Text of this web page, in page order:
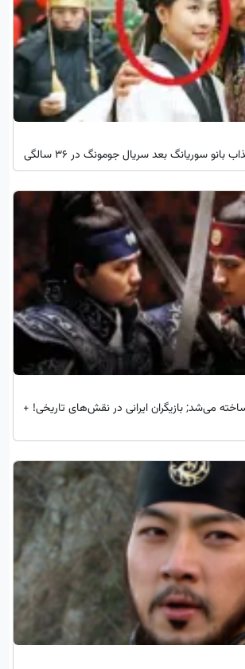
سوریانگ بعد سریال جومونگ در 36 سالگی
می‌شد; بازیگران ایرانی در نقش‌های تاریخی! +